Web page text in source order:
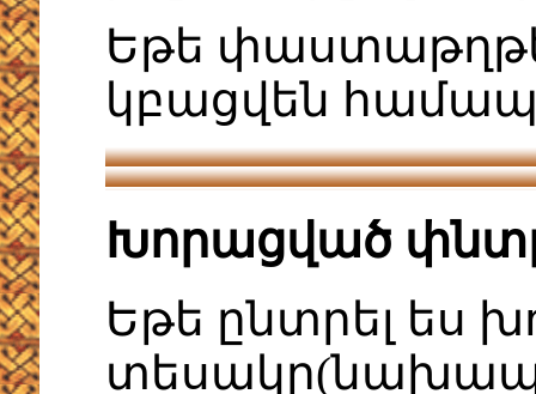
Եթե
կբացվեն
Խորացված
Եթե ընտրել ես